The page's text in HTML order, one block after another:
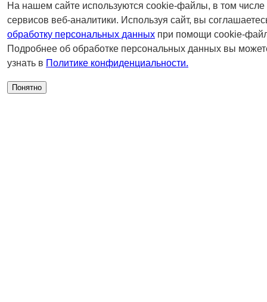
На нашем сайте используются cookie-файлы, в том числе
сервисов веб-аналитики. Используя сайт, вы
обработку персональных данных при помощи cookie-
Подробнее об обработке персональных данных вы
узнать в Политике конфиденциальности.
Понятно